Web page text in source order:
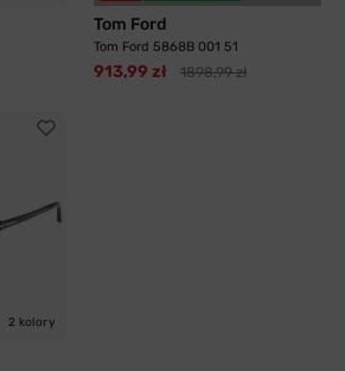
Tom Ford
Tom Ford 5868B 001 51
913,99 zł 1898,99 zł
2 kolory